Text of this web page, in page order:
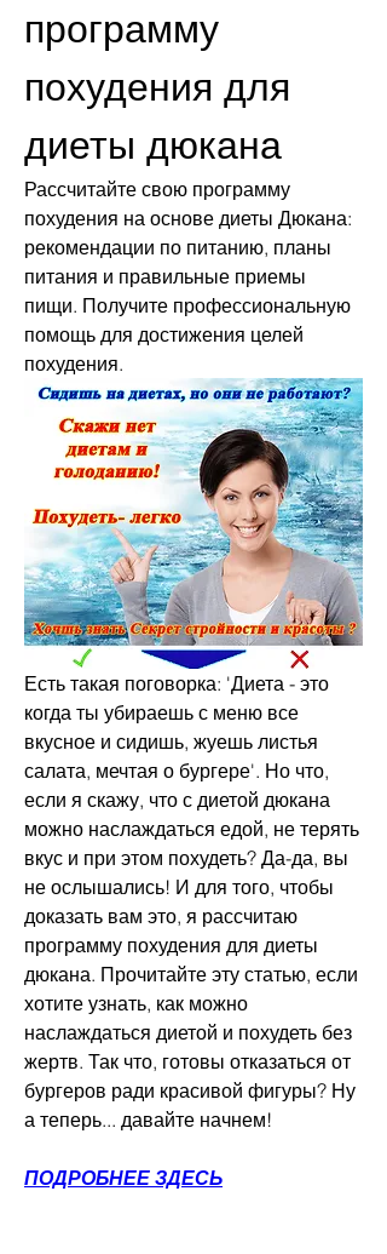
программу
похудения для
диеты дюкана
Рассчитайте свою программу
похудения на основе диеты Дюкана:
рекомендации по питанию, планы
питания и правильные приемы
пищи. Получите профессиональную
помощь для достижения целей
похудения.
Есть такая поговорка: 'Диета - это
когда ты убираешь с меню все
вкусное и сидишь, жуешь листья
салата, мечтая о бургере'. Но что,
если я скажу, что с диетой дюкана
можно наслаждаться едой, не терять
вкус и при этом похудеть? Да-да, вы
не ослышались! И для того, чтобы
доказать вам это, я рассчитаю
программу похудения для диеты
дюкана. Прочитайте эту статью, если
хотите узнать, как можно
наслаждаться диетой и похудеть без
жертв. Так что, готовы отказаться от
бургеров ради красивой фигуры? Ну
а теперь... давайте начнем!
ПОДРОБНЕЕ ЗДЕСЬ